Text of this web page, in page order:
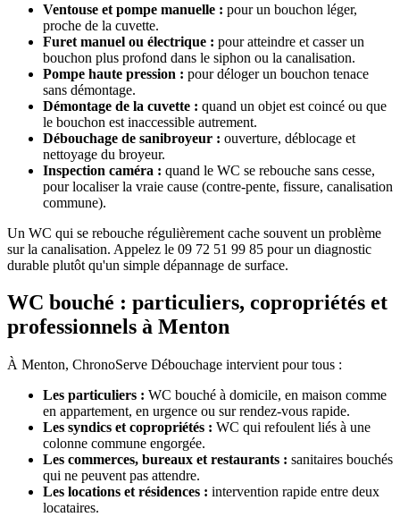
Ventouse et pompe manuelle : pour un bouchon léger,
proche de la cuvette.
Furet manuel ou électrique : pour atteindre et casser un
bouchon plus profond dans le siphon ou la canalisation.
Pompe haute pression : pour déloger un bouchon tenace
sans démontage.
Démontage de la cuvette : quand un objet est coincé ou que
le bouchon est inaccessible autrement.
Débouchage de sanibroyeur : ouverture, déblocage et
nettoyage du broyeur.
Inspection caméra : quand le WC se rebouche sans cesse,
pour localiser la vraie cause (contre-pente, fissure, canalisation
commune).
Un WC qui se rebouche régulièrement cache souvent un problème
sur la canalisation. Appelez le 09 72 51 99 85 pour un diagnostic
durable plutôt qu'un simple dépannage de surface.
WC bouché : particuliers, copropriétés et
professionnels à Menton
À Menton, ChronoServe Débouchage intervient pour tous :
Les particuliers : WC bouché à domicile, en maison comme
en appartement, en urgence ou sur rendez-vous rapide.
Les syndics et copropriétés : WC qui refoulent liés à une
colonne commune engorgée.
Les commerces, bureaux et restaurants : sanitaires bouchés
qui ne peuvent pas attendre.
Les locations et résidences : intervention rapide entre deux
locataires.